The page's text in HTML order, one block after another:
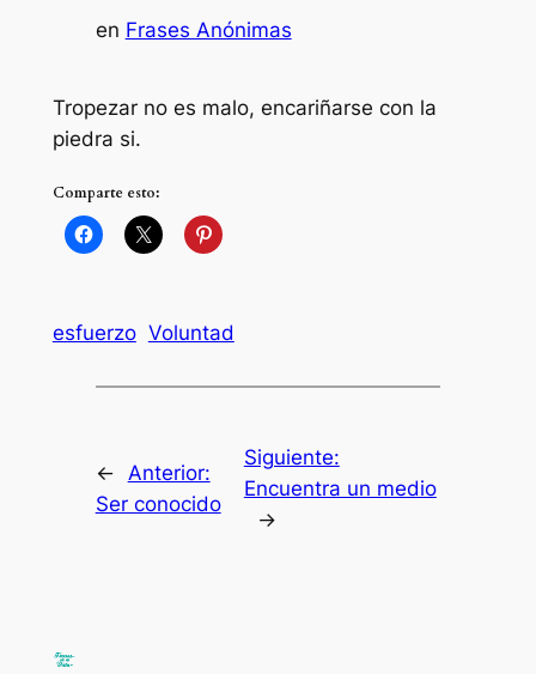
en Frases Anónimas
Tropezar no es malo, encariñarse con la
piedra si.
Comparte esto:
esfuerzo Voluntad
←
Anterior:
Ser conocido
Siguiente:
Encuentra un medio
→